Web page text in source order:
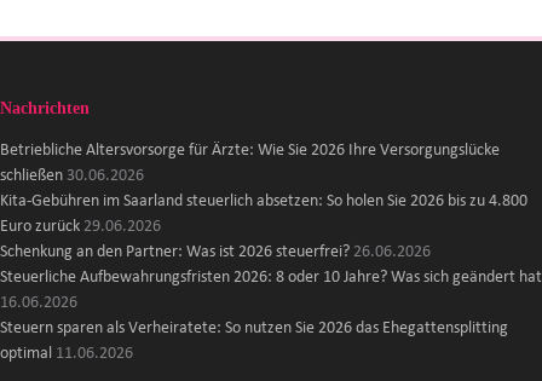
Nachrichten
Betriebliche Altersvorsorge für Ärzte: Wie Sie 2026 Ihre Versorgungslücke
schließen 30.06.2026
Kita-Gebühren im Saarland steuerlich absetzen: So holen Sie 2026 bis zu 4.800
Euro zurück 29.06.2026
Schenkung an den Partner: Was ist 2026 steuerfrei? 26.06.2026
Steuerliche Aufbewahrungsfristen 2026: 8 oder 10 Jahre? Was sich geändert hat
16.06.2026
Steuern sparen als Verheiratete: So nutzen Sie 2026 das Ehegattensplitting
optimal 11.06.2026